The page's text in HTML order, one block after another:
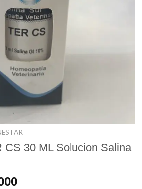
CS 30 ML Solucion Salina
El